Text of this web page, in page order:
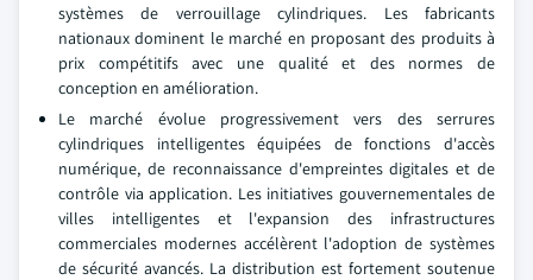
systèmes de verrouillage cylindriques. Les fabricants
nationaux dominent le marché en proposant des produits à
prix compétitifs avec une qualité et des normes de
conception en amélioration.
Le marché évolue progressivement vers des serrures
cylindriques intelligentes équipées de fonctions d'accès
numérique, de reconnaissance d'empreintes digitales et de
contrôle via application. Les initiatives gouvernementales de
villes intelligentes et l'expansion des infrastructures
commerciales modernes accélèrent l'adoption de systèmes
de sécurité avancés. La distribution est fortement soutenue